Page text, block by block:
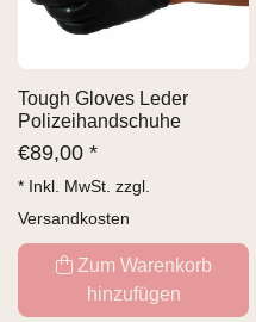
Tough Gloves Leder
Polizeihandschuhe
€89,00 *
* Inkl. MwSt. zzgl.
Versandkosten
Zum Warenkorb
hinzufügen